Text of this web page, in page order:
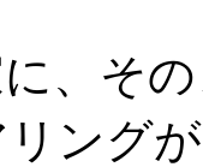
、その
ング